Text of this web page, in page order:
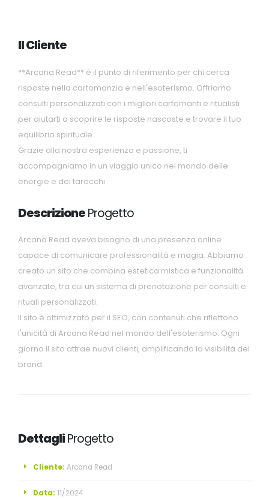
Il Cliente
**Arcana Read** è il punto di riferimento per chi cerca
risposte nella cartomanzia e nell'esoterismo. Offriamo
consulti personalizzati con i migliori cartomanti e ritualisti
per aiutarti a scoprire le risposte nascoste e trovare il tuo
equilibrio spirituale.
Grazie alla nostra esperienza e passione, ti
accompagniamo in un viaggio unico nel mondo delle
energie e dei tarocchi.
DescrizioneProgetto
Arcana Read aveva bisogno di una presenza online
capace di comunicare professionalità e magia. Abbiamo
creato un sito che combina estetica mistica e funzionalità
avanzate, tra cui un sistema di prenotazione per consulti e
rituali personalizzati.
Il sito è ottimizzato per il SEO, con contenuti che riflettono
l'unicità di Arcana Read nel mondo dell'esoterismo. Ogni
giorno il sito attrae nuovi clienti, amplificando la visibilità del
brand.
DettagliProgetto
Cliente: Arcana Read
Data: 11/2024